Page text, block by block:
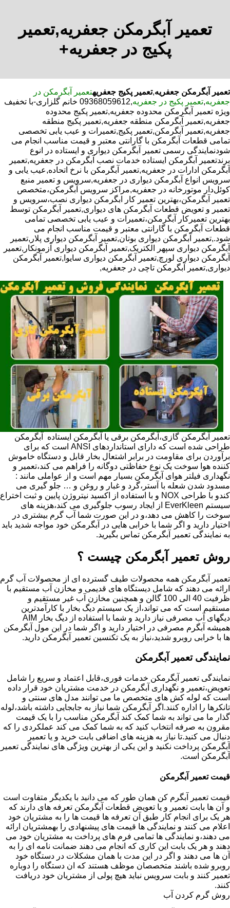
تعمیر آبگرمکن جعفریه,تعمیر
پکیج در جعفریه+
تعمیر آبگرمکن جعفریه,تعمیر پکیج جعفریهتعمیر آبگرمکن در
جعفریه,تعمیر پکیج در جعفریه
,09368059612 خانم گلزاری-با تخفیف
ویژه تعمیر آبگرمکن محدوده جعفریه,تعمیر پکیج محدوده
جعفریه,تعمیر آبگرمکن منطقه جعفریه,تعمیر پکیج منطقه
جعفریه,تعمیر آبگرمکن,تعمیر پکیج,تعمیرات و عیب یابی تخصصی
تمامی قطعات آبگرمکن با گارانتی معتبر و قیمت مناسب انجام می
شودنمایندگی رسمی تعمیر آبگرمکن دیواری و ایستاده در انوع
برندتعمیر آبگرمکن ایستاده خدمات نصب آبگرمکن در جعفریه,تعمیر
آبگرمکن ادارات در جعفریه,تعمیر آبگرمکن با نرخ اتحاده,عیب یابی و
سرویس انواع آبگرمکن دیواری در جعفریه,سرویس و تعمیر منبع
کوئل‌دار موتورخانه در جعفریه,مراکز سرویس آبگرمکن،متخصص
تعمیر آبگرمکن،بهترین تعمیر کار ابگرمکن دیواری نصب،سرویس و
تعمیر و تعویض قطعات آبگرمکن های دیواری,تعمیر آبگرمکن توسط
بهترین تعمیرکار آبگرمکن،تعمیرات و عیب یابی تخصصی تمامی
قطعات آبگرمکن با گارانتی معتبر و قیمت مناسب انجام می
شود.,تعمیر آبگرمکن دیواری بوتان,تعمیر آبگرمکن دیواری پلار,تعمیر
آبگرمکن دیواری سپهر الکتریک,تعمیر آبگرمکن دیواری آزمونکار,تعمیر
آبگرمکن دیواری لورچ,تعمیر آبگرمکن دیواری سایوا,تعمیر آبگرمکن
دیواری,تعمیر آبگرمکن تاچی در جعفریه,
تعمیر آبگرمکن گازی،آبگرمکن برقی یا آبگرمکن ایستاده ​ آبگرمکن
طراحی شده است که دارای استانداردهای ANSI است که برای
برآوردن برای مقاومت در برابر اشتعال بخار قابل و دستگاه خاموش
کننده هوا سوخت یک نوع حفاظتی دوگانه را فراهم می کند،تعمیر و
نگهداری فیلتر هوای آبگرمکن بسیار مهم است و از عواملی مانند :
مسدود شدن شعله با آستر،گرد و غبار و روغن و … جلو گیری می
کندو با طراحی NOX و با استفاده از اکسید نیتروژن پایین و ثبت اختراع
سیستم EverKleen از ایجاد رسوب جلوگیری می کند،هزینه های
سوخت را کاهش می دهد،و در این صورت شما آب گرم بیشتری در
اختیار دارید و اگر شما با خرابی هایی در آبگرمکن خود مواجه شدید باید
به نمایندگی تعمیر آبگرمکن تماس بگیرید.
روش تعمیر آبگرمکن چیست ؟
تعمیر آبگرمکن همه محصولات طیف گسترده ای از محصولات آب گرم
ارائه می دهند که شامل دیستگاه های قدیمی و مخازن آب مستقیم با
ظرفیت 40 الی 100 گالن و همچنین مخازن آب غیر مستقیم و
مستقیم است که می تواند،از یک سیستم دیگ بخار با کارآمدترین
دیگهای آب مصرفی نیاز دارید و شما با استفاده از دیگ بخار AIM
همیشه آبگرم مصرفی در اختیار دارید و اگر شما در این مول آبگرمکن
ها با خرابی روبرو شدید،نیاز به یک تکنسین تعمیر آبگرمکن دارید.
نمایندگی تعمیر آبگرمکن
نمایندگی تعمیر آبگرمکن خدمات فوری،قابل اعتماد و سریع را شامل
تعویض،تعمیر و نگهداری آبگرمکن در خدمت مشتریان خود قرار داده
است که لوله کش های متخصص ما می توانند مدل های سنتی و
تانکرها را اداره کنند.اگر آبگرمکن شما نیاز به جابجایی داشته باشد،لوله
گذار ما می تواند به شما کمک کند آبگرمکن مناسب را با یک قیمت
مقرون به صرفه انتخاب کنید که به شما کمک می کند عملکردی را که
دنبال می کنید.تا نیاز به هزینه های اضافی بابت خرید و یا تعمیر
آبگرمکن پرداخت نکنید و این یکی از بهترین ویژگی های نمایندگی تعمیر
آبگرمکن است.
قیمت تعمیر آبگرمکن
قیمت تعمیر آبگرم کن همان طور که می دانید با یکدیگر متفاوت است
و آن ها بابت تعمیر و یا تعویض قطعات آبگرمکن تعرفه های دارند که
هر یک برای انجام کار طبق آن تعرفه ها قیمت ها را به مشتریان خود
اعلام می کنند و نمایندگی ها قیمت های پیشنهادی را بهمشتریان ارائه
می دهند،و نمایندگی ها تمامی فرم های پرداخت به مشتریان خود می
دهند و هر یک بابت این کاری که انجام می دهند ضمانت نامه ای را به
آن ها می دهند و اگر در این مدت با همان مشکلات در دستگاه خود
روبرو شده باشند متخصصان موظف هستند که ان دستگاه را دوباره
تعمیر کنند و بابت سرویس نباید هیچ پولی از مشتریان خود دریافت
کنند.
روش گرم کردن آب